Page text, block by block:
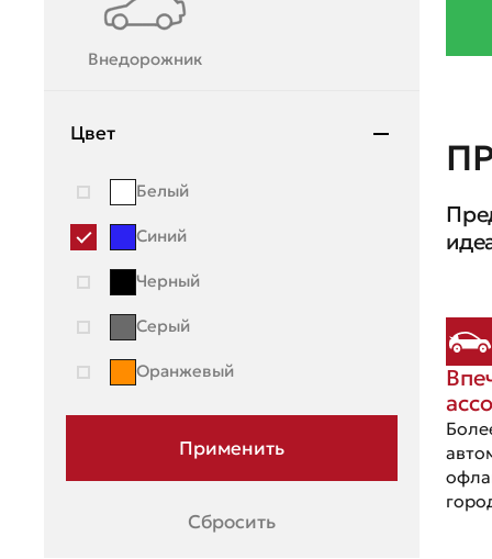
Mini
Nissan
OMODA
Opel
Peugeot
Внедорожник
Цвет
Белый
Синий
Черный
Серый
Оранжевый
Сбросить